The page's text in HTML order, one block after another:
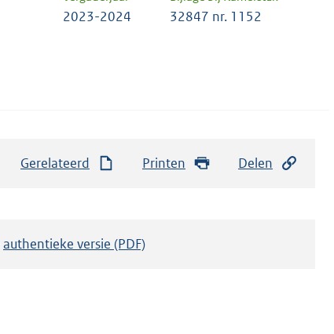
2023-2024 32847 nr. 1152
Gerelateerd Printen Delen
authentieke versie (PDF)